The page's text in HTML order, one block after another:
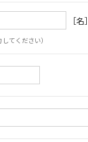
［名］
してください）